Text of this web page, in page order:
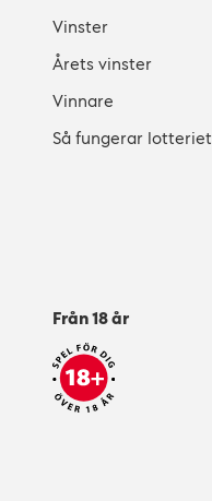
Vinster
Årets vinster
Vinnare
Så fungerar lotteriet
Från 18 år